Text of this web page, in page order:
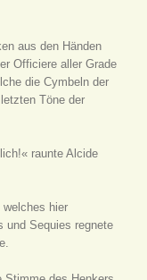
aus den Händen
Officiere aller Grade
die Cymbeln der
Töne der
raunte Alcide
hier
und Sequies regnete